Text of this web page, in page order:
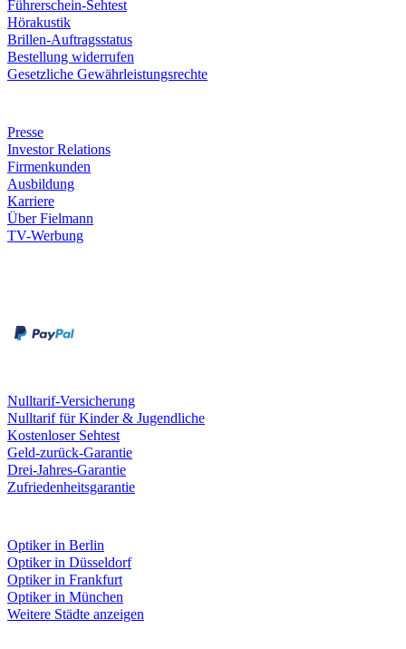
Führerschein-Sehtest
Hörakustik
Brillen-Auftragsstatus
Bestellung widerrufen
Gesetzliche Gewährleistungsrechte
Presse
Investor Relations
Firmenkunden
Ausbildung
Karriere
Über Fielmann
TV-Werbung
Nulltarif-Versicherung
Nulltarif für Kinder & Jugendliche
Kostenloser Sehtest
Geld-zurück-Garantie
Drei-Jahres-Garantie
Zufriedenheitsgarantie
Optiker in Berlin
Optiker in Düsseldorf
Optiker in Frankfurt
Optiker in München
Weitere Städte anzeigen